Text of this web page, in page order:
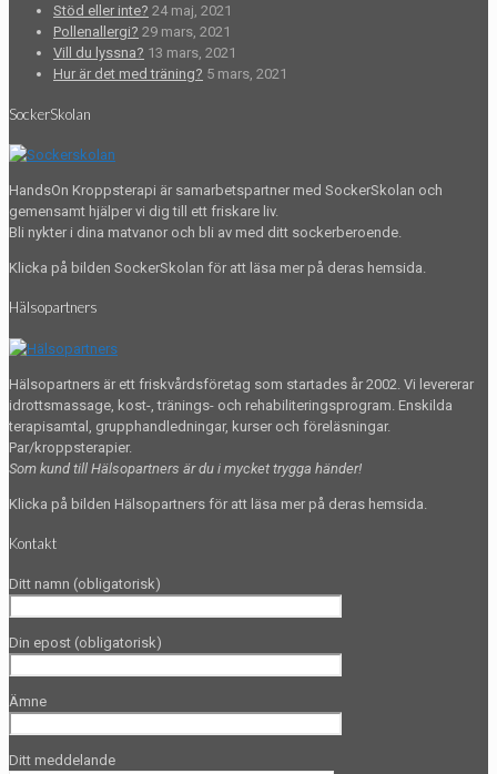
Stöd eller inte? 24 maj, 2021
Pollenallergi? 29 mars, 2021
Vill du lyssna? 13 mars, 2021
Hur är det med träning? 5 mars, 2021
SockerSkolan
HandsOn Kroppsterapi är samarbetspartner med SockerSkolan och
gemensamt hjälper vi dig till ett friskare liv.
Bli nykter i dina matvanor och bli av med ditt sockerberoende.
Klicka på bilden SockerSkolan för att läsa mer på deras hemsida.
Hälsopartners
Hälsopartners är ett friskvårdsföretag som startades år 2002. Vi levererar
idrottsmassage, kost-, tränings- och rehabiliteringsprogram. Enskilda
terapisamtal, grupphandledningar, kurser och föreläsningar.
Par/kroppsterapier.
Som kund till Hälsopartners är du i mycket trygga händer!
Klicka på bilden Hälsopartners för att läsa mer på deras hemsida.
Kontakt
Ditt namn (obligatorisk)
Din epost (obligatorisk)
Ämne
Ditt meddelande